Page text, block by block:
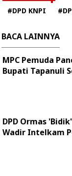
#DPD KNPI
BACA LAINNYA
MPC Pemuda
Bupati Tapanuli
DPD Ormas
Wadir Intelkam